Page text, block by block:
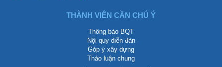
THÀNH VIÊN CẦN CHÚ Ý
Thông báo BQT
Nội quy diễn đàn
Góp ý xây dựng
Thảo luận chung